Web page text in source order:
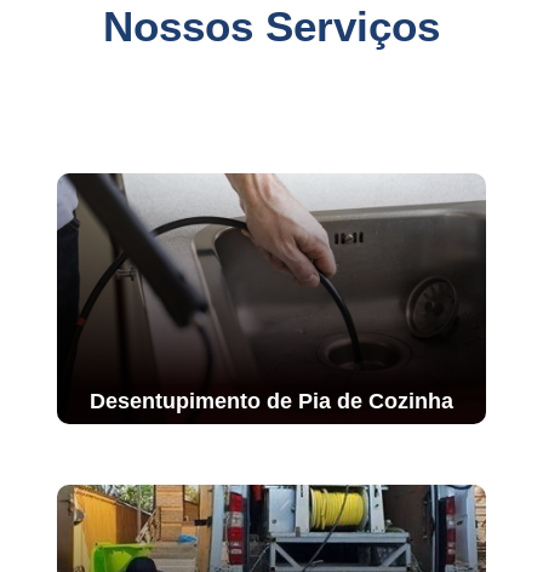
Nossos Serviços
Desentupimento de Pia de Cozinha